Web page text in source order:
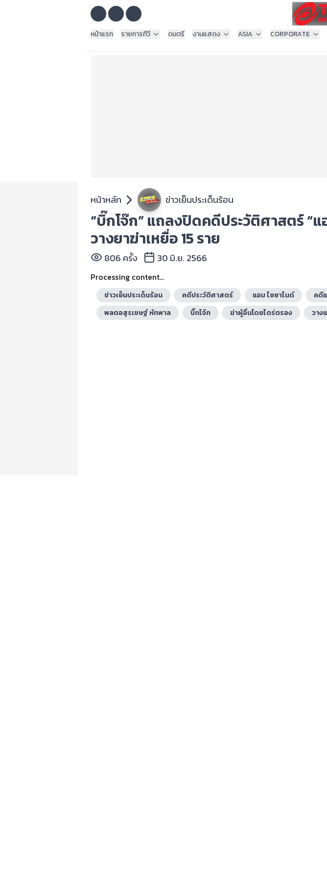
หน้าแรก
รายการทีวี ดนตรี งานแสดง ASIA CORPORATE
หน้าหลัก ข่าวเย็นประเด็นร้อน
“บิ๊กโจ๊ก” แถลงปิดคดีประวัติศาสตร์ “
วางยาฆ่าเหยื่อ 15 ราย
806 ครั้ง 30 มิ.ย. 2566
Processing content...
ข่าวเย็นประเด็นร้อน คดีประวัติศาสตร์ แอม ไซยาไนด์ คดี
พลตอสุรเชษฐ์ หักพาล
บิ๊กโจ๊ก ฆ่าผู้อื่นโดยไตร่ตรอง วาง